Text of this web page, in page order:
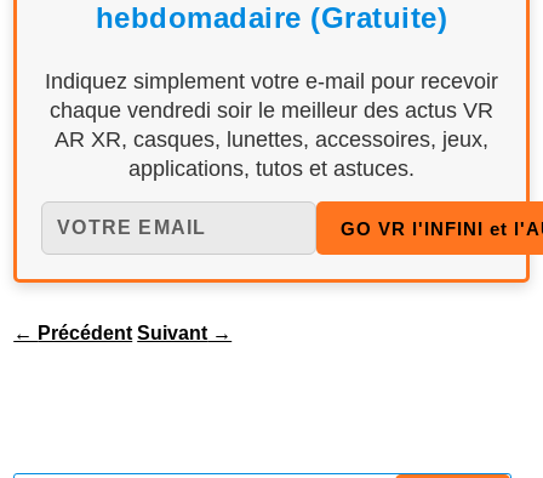
hebdomadaire (Gratuite)
Indiquez simplement votre e-mail pour recevoir
chaque vendredi soir le meilleur des actus VR
AR XR, casques, lunettes, accessoires, jeux,
applications, tutos et astuces.
← Précédent Suivant →